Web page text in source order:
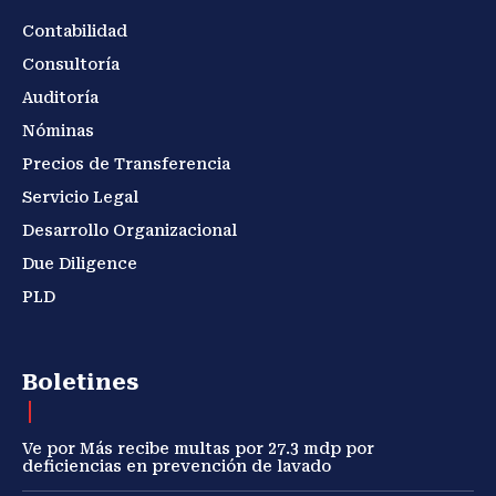
Contabilidad
Consultoría
Auditoría
Nóminas
Precios de Transferencia
Servicio Legal
Desarrollo Organizacional
Due Diligence
PLD
Boletines
Ve por Más recibe multas por 27.3 mdp por
deficiencias en prevención de lavado